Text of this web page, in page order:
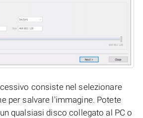
consiste nel selezionare
per salvare l'immagine. Potete
qualsiasi disco collegato al PC o